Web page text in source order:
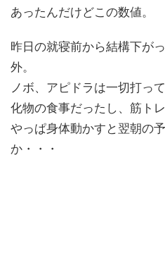
あったんだけどこの数値。
昨日の就寝前から結構下が
外。
ノボ、アピドラは一切打っ
化物の食事だったし、筋ト
やっぱ身体動かすと翌朝の
か・・・